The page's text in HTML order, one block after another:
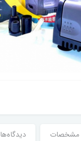
مشخصات دیدگاه‌ها